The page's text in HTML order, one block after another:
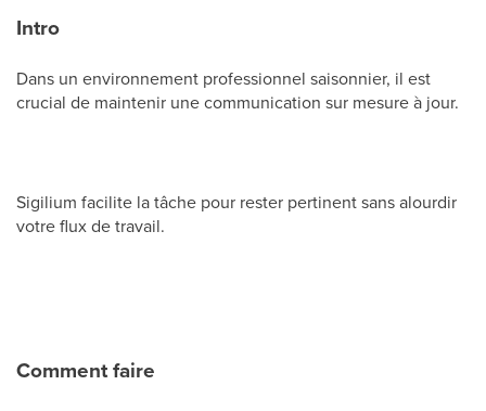
Intro
Dans un environnement professionnel saisonnier, il est
crucial de maintenir une communication sur mesure à jour.
Sigilium facilite la tâche pour rester pertinent sans alourdir
votre flux de travail.
Comment faire